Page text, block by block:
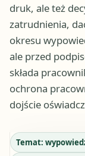
druk, ale też
zatrudnienia,
okresu
ale przed
składa
ochrona
dojście
Temat: